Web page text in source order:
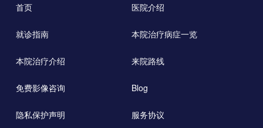
首页 医院介绍
就诊指南 本院治疗病症一览
本院治疗介绍 来院路线
免费影像咨询 Blog
隐私保护声明 服务协议